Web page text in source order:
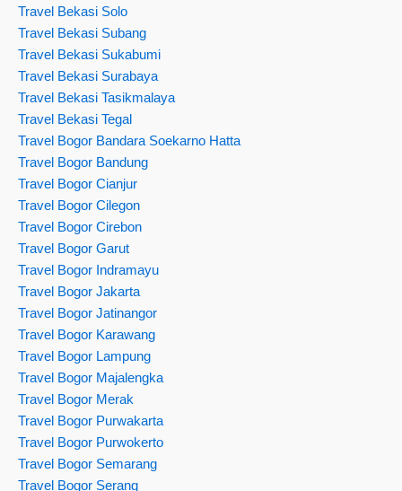
Travel Bekasi Solo
Travel Bekasi Subang
Travel Bekasi Sukabumi
Travel Bekasi Surabaya
Travel Bekasi Tasikmalaya
Travel Bekasi Tegal
Travel Bogor Bandara Soekarno Hatta
Travel Bogor Bandung
Travel Bogor Cianjur
Travel Bogor Cilegon
Travel Bogor Cirebon
Travel Bogor Garut
Travel Bogor Indramayu
Travel Bogor Jakarta
Travel Bogor Jatinangor
Travel Bogor Karawang
Travel Bogor Lampung
Travel Bogor Majalengka
Travel Bogor Merak
Travel Bogor Purwakarta
Travel Bogor Purwokerto
Travel Bogor Semarang
Travel Bogor Serang